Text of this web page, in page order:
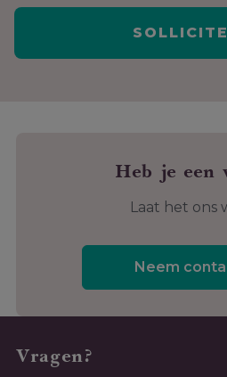
Heb je een
Laat het ons
Neem
Vragen?